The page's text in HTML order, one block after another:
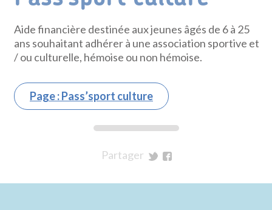
Aide financière destinée aux jeunes âgés de 6 à 25
ans souhaitant adhérer à une association sportive et
/ ou culturelle, hémoise ou non hémoise.
Page : Pass’sport culture
Partager
Twitter
Facebook